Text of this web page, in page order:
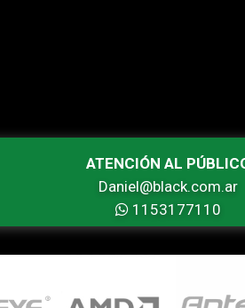
ATENCIÓN AL
Daniel@black.com.ar
1153177110